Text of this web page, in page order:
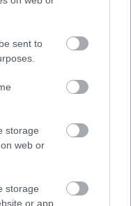
sent to
storage
web or
storage
or app.
miatt kezdtek
vált a
is kezdett, bár nem
a mastoiditisről a
Family Physicians-
a célcsoportja